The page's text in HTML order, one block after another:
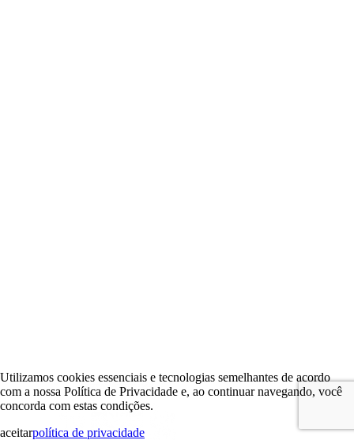
Utilizamos cookies essenciais e tecnologias semelhantes de acordo
com a nossa Política de Privacidade e, ao continuar navegando, você
concorda com estas condições.
aceitarpolítica de privacidade